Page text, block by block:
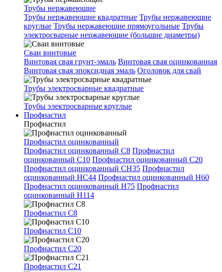
Трубы нержавеющие
Трубы нержавеющие квадратные Трубы нержавеющие
круглые Трубы нержавеющие прямоугольные Трубы
электросварные нержавеющие (большие диаметры)
Сваи винтовые
Винтовая свая грунт-эмаль Винтовая свая оцинкованная
Винтовая свая эпоксидная эмаль Оголовок для свай
Трубы электросварные квадратные
Трубы электросварные круглые
Профнастил
Профнастил
Профнастил оцинкованный
Профнастил оцинкованный С8 Профнастил
оцинкованный С10 Профнастил оцинкованный С20
Профнастил оцинкованный СН35 Профнастил
оцинкованный НС44 Профнастил оцинкованный Н60
Профнастил оцинкованный Н75 Профнастил
оцинкованный Н114
Профнастил С8
Профнастил С10
Профнастил С20
Профнастил С21